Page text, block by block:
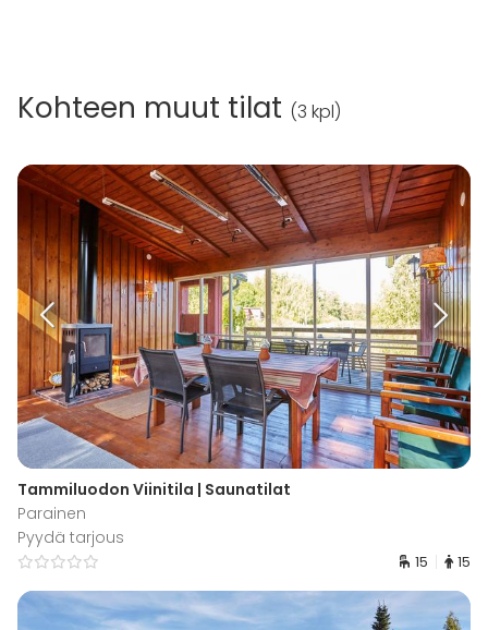
Kohteen muut tilat (3 kpl)
Tammiluodon Viinitila | Saunatilat
Parainen
Pyydä tarjous
15 15